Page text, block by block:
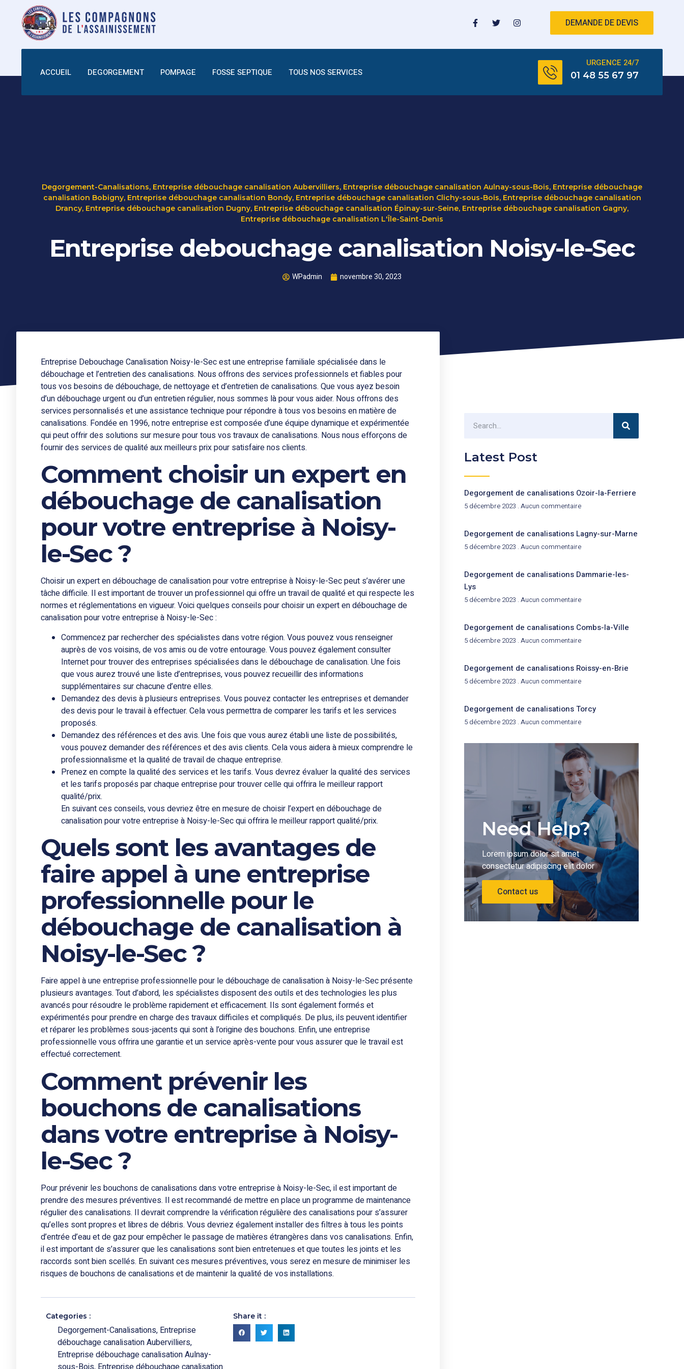
DEMANDE DE DEVIS
ACCUEIL DEGORGEMENT POMPAGE FOSSE SEPTIQUE TOUS NOS SERVICES
URGENCE 24/7
01 48 55 67 97
Degorgement-Canalisations, Entreprise débouchage canalisation Aubervilliers, Entreprise débouchage canalisation Aulnay-sous-Bois, Entreprise débouchage
canalisation Bobigny, Entreprise débouchage canalisation Bondy, Entreprise débouchage canalisation Clichy-sous-Bois, Entreprise débouchage canalisation
Drancy, Entreprise débouchage canalisation Dugny, Entreprise débouchage canalisation Épinay-sur-Seine, Entreprise débouchage canalisation Gagny,
Entreprise débouchage canalisation L'Île-Saint-Denis
Entreprise debouchage canalisation Noisy-le-Sec
WPadmin novembre 30, 2023
Entreprise Debouchage Canalisation Noisy-le-Sec est une entreprise familiale spécialisée dans le
débouchage et l’entretien des canalisations. Nous offrons des services professionnels et fiables pour
tous vos besoins de débouchage, de nettoyage et d’entretien de canalisations. Que vous ayez besoin
d’un débouchage urgent ou d’un entretien régulier, nous sommes là pour vous aider. Nous offrons des
services personnalisés et une assistance technique pour répondre à tous vos besoins en matière de
canalisations. Fondée en 1996, notre entreprise est composée d’une équipe dynamique et expérimentée
qui peut offrir des solutions sur mesure pour tous vos travaux de canalisations. Nous nous efforçons de
fournir des services de qualité aux meilleurs prix pour satisfaire nos clients.
Comment choisir un expert en
débouchage de canalisation
pour votre entreprise à Noisy-
le-Sec ?
Choisir un expert en débouchage de canalisation pour votre entreprise à Noisy-le-Sec peut s’avérer une
tâche difficile. Il est important de trouver un professionnel qui offre un travail de qualité et qui respecte les
normes et réglementations en vigueur. Voici quelques conseils pour choisir un expert en débouchage de
canalisation pour votre entreprise à Noisy-le-Sec :
Commencez par rechercher des spécialistes dans votre région. Vous pouvez vous renseigner
auprès de vos voisins, de vos amis ou de votre entourage. Vous pouvez également consulter
Internet pour trouver des entreprises spécialisées dans le débouchage de canalisation. Une fois
que vous aurez trouvé une liste d’entreprises, vous pouvez recueillir des informations
supplémentaires sur chacune d’entre elles.
Demandez des devis à plusieurs entreprises. Vous pouvez contacter les entreprises et demander
des devis pour le travail à effectuer. Cela vous permettra de comparer les tarifs et les services
proposés.
Demandez des références et des avis. Une fois que vous aurez établi une liste de possibilités,
vous pouvez demander des références et des avis clients. Cela vous aidera à mieux comprendre le
professionnalisme et la qualité de travail de chaque entreprise.
Prenez en compte la qualité des services et les tarifs. Vous devrez évaluer la qualité des services
et les tarifs proposés par chaque entreprise pour trouver celle qui offrira le meilleur rapport
qualité/prix.
En suivant ces conseils, vous devriez être en mesure de choisir l’expert en débouchage de
canalisation pour votre entreprise à Noisy-le-Sec qui offrira le meilleur rapport qualité/prix.
Quels sont les avantages de
faire appel à une entreprise
professionnelle pour le
débouchage de canalisation à
Noisy-le-Sec ?
Faire appel à une entreprise professionnelle pour le débouchage de canalisation à Noisy-le-Sec présente
plusieurs avantages. Tout d’abord, les spécialistes disposent des outils et des technologies les plus
avancés pour résoudre le problème rapidement et efficacement. Ils sont également formés et
expérimentés pour prendre en charge des travaux difficiles et compliqués. De plus, ils peuvent identifier
et réparer les problèmes sous-jacents qui sont à l’origine des bouchons. Enfin, une entreprise
professionnelle vous offrira une garantie et un service après-vente pour vous assurer que le travail est
effectué correctement.
Comment prévenir les
bouchons de canalisations
dans votre entreprise à Noisy-
le-Sec ?
Pour prévenir les bouchons de canalisations dans votre entreprise à Noisy-le-Sec, il est important de
prendre des mesures préventives. Il est recommandé de mettre en place un programme de maintenance
régulier des canalisations. Il devrait comprendre la vérification régulière des canalisations pour s’assurer
qu’elles sont propres et libres de débris. Vous devriez également installer des filtres à tous les points
d’entrée d’eau et de gaz pour empêcher le passage de matières étrangères dans vos canalisations. Enfin,
il est important de s’assurer que les canalisations sont bien entretenues et que toutes les joints et les
raccords sont bien scellés. En suivant ces mesures préventives, vous serez en mesure de minimiser les
risques de bouchons de canalisations et de maintenir la qualité de vos installations.
Categories :
Degorgement-Canalisations, Entreprise
débouchage canalisation Aubervilliers,
Entreprise débouchage canalisation Aulnay-
Share it :
Latest Post
Degorgement de canalisations Ozoir-la-Ferriere
5 décembre 2023 Aucun commentaire
Degorgement de canalisations Lagny-sur-Marne
5 décembre 2023 Aucun commentaire
Degorgement de canalisations Dammarie-les-
Lys
5 décembre 2023 Aucun commentaire
Degorgement de canalisations Combs-la-Ville
5 décembre 2023 Aucun commentaire
Degorgement de canalisations Roissy-en-Brie
5 décembre 2023 Aucun commentaire
Degorgement de canalisations Torcy
5 décembre 2023 Aucun commentaire
Need Help?
Lorem ipsum dolor sit amet
consectetur adipiscing elit dolor
Contact us